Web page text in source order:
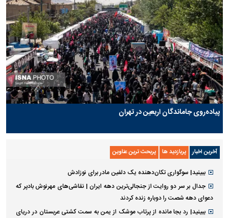
پیاده‌روی جاماندگان اربعین در تهران
آخرین اخبار پربازدید ها پربحث ترین عناوین
ببینید| سوگواری تکان‌دهنده یک دلفین مادر برای نوزادش
جدال بر سر دو روایت از جنجالی‌ترین دهه ایران | نقاشی‌های مهرنوش بادپر که
دعوای دهه شصت را دوباره زنده کردند
ببینید| رد بجا مانده از پرتاب موشک از یمن به سمت کشتی عربستان در دریای